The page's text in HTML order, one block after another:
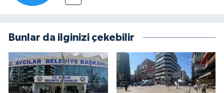
Bunlar da ilginizi çekebilir